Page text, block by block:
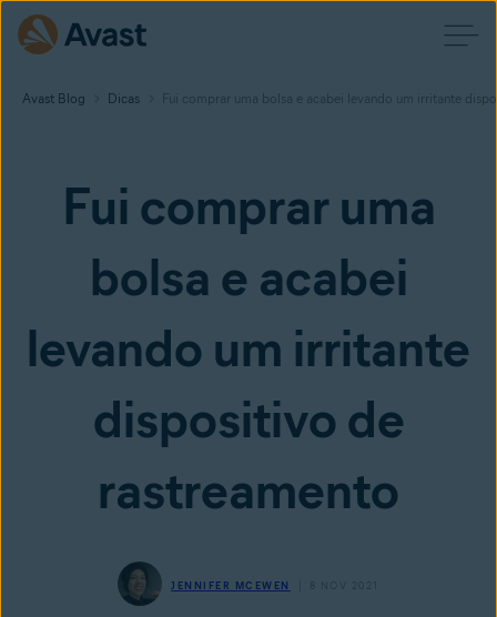
Avast Blog Dicas Fui comprar uma bolsa e acabei levando um irritante
Fui comprar uma
bolsa e acabei
levando um irritante
dispositivo de
rastreamento
JENNIFER MCEWEN 8 NOV 2021